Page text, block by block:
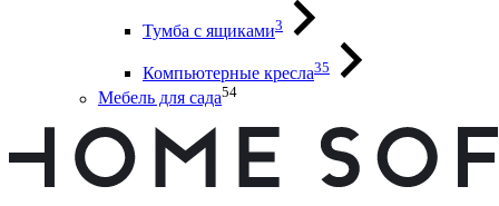
Тумба с ящиками3
Компьютерные кресла35
Мебель для сада54